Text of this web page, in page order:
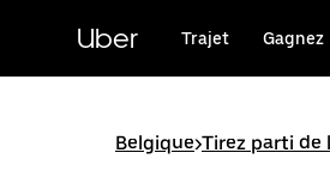
principal
Uber Trajet Gagnez
Belgique>Tirez parti de